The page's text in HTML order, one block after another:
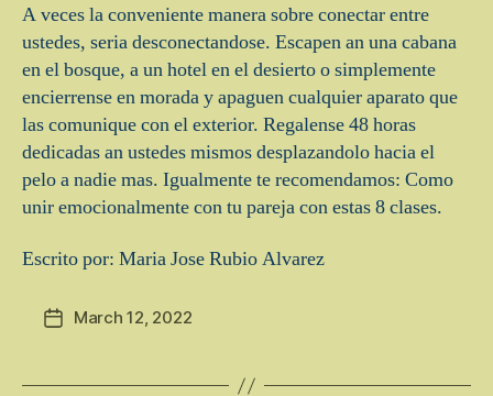
A veces la conveniente manera sobre conectar entre
ustedes, seri­a desconectandose. Escapen an una cabana
en el bosque, a un hotel en el desierto o simplemente
encierrense en morada y apaguen cualquier aparato que
las comunique con el exterior. Regalense 48 horas
dedicadas an ustedes mismos desplazandolo hacia el
pelo a nadie mas. Igualmente te recomendamos: Como
unir emocionalmente con tu pareja con estas 8 clases.
Escrito por: Maria Jose Rubio Alvarez
PostMarch 12, 2022